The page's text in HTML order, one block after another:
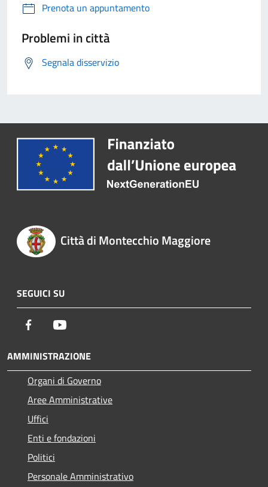
Prenota un appuntamento
Problemi in città
Segnala disservizio
Città di Montecchio Maggiore
SEGUICI SU
Facebook
AMMINISTRAZIONE
Organi di Governo
Aree Amministrative
Uffici
Enti e fondazioni
Politici
Personale Amministrativo